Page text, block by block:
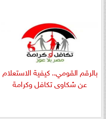
بالرقم القومي.. كيفية الاستعلام
عن شكاوى تكافل وكرامة